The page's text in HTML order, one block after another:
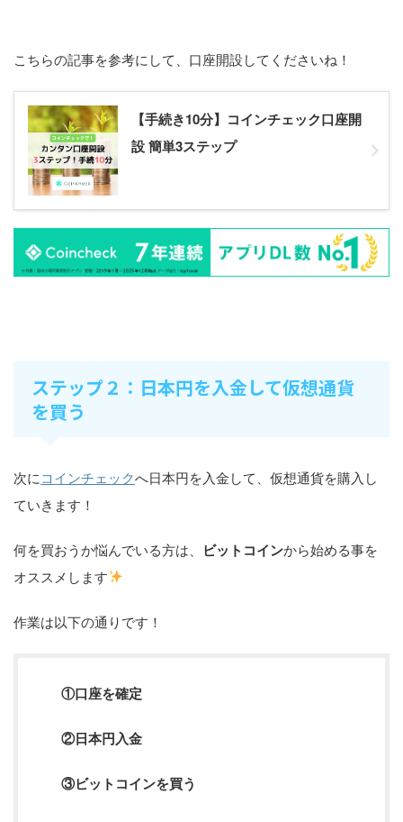
こちらの記事を参考にして、口座開設してくださいね！
【手続き10分】コインチェック口座開
設 簡単3ステップ
ステップ２：日本円を入金して仮想通貨
を買う
次にコインチェックへ日本円を入金して、仮想通貨を購入し
ていきます！
何を買おうか悩んでいる方は、 ビットコインから始める事を
オススメします
作業は以下の通りです！
①口座を確定
②日本円入金
③ビットコインを買う